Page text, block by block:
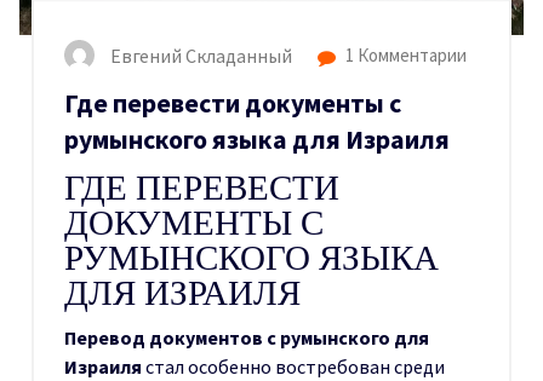
Евгений Складанный 1 Комментарии
Где перевести документы с
румынского языка для Израиля
ГДЕ ПЕРЕВЕСТИ
ДОКУМЕНТЫ С
РУМЫНСКОГО ЯЗЫКА
ДЛЯ ИЗРАИЛЯ
Перевод документов с румынского для
Израиля стал особенно востребован среди